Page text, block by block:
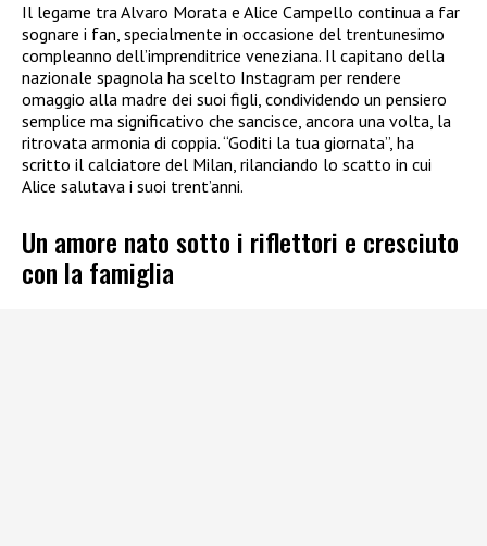
Il legame tra Alvaro Morata e Alice Campello continua a far
sognare i fan, specialmente in occasione del trentunesimo
compleanno dell’imprenditrice veneziana. Il capitano della
nazionale spagnola ha scelto Instagram per rendere
omaggio alla madre dei suoi figli, condividendo un pensiero
semplice ma significativo che sancisce, ancora una volta, la
ritrovata armonia di coppia. “Goditi la tua giornata”, ha
scritto il calciatore del Milan, rilanciando lo scatto in cui
Alice salutava i suoi trent’anni.
Un amore nato sotto i riflettori e cresciuto
con la famiglia